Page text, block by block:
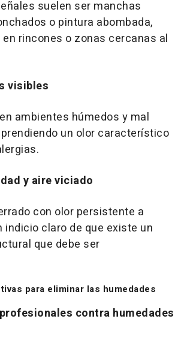
suelen ser manchas
o pintura abombada,
rincones o zonas cercanas al
visibles
ambientes húmedos y mal
un olor característico
y aire viciado
con olor persistente a
indicio claro de que existe un
que debe ser
para eliminar las humedades
contra humedades